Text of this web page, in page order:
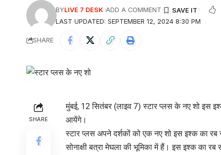
LAST UPDATED: SEPTEMBER 12, 2024 8:30 PM
BYLIVE 7 DESK ADD A COMMENT
SHARE
SHARE
मुंबई, 12 सितंबर (लाइव 7) स्टार प्लस के नए शो इस
आयेंगे।
स्टार प्लस अपने दर्शकों को एक नए शो इस इश्क का
सोनाक्षी बत्रा मेघला की भूमिका में हैं। इस इश्क का